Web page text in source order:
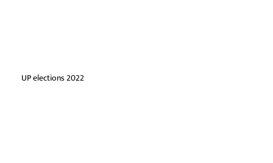
UP elections 2022